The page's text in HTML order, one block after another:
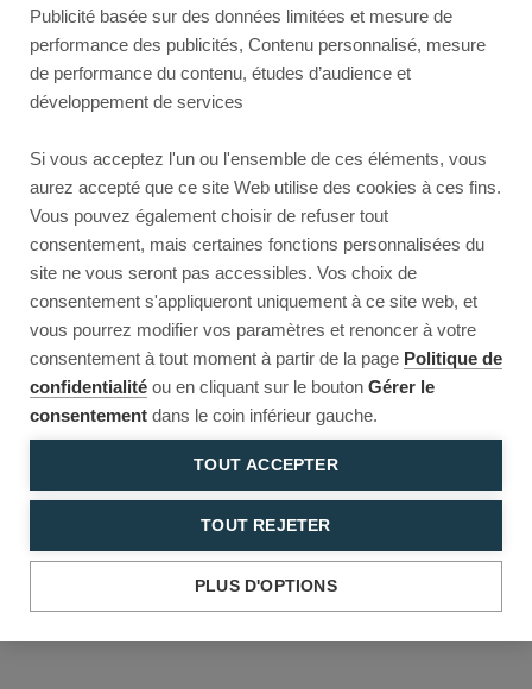
Publicité basée sur des données limitées et mesure de
performance des publicités, Contenu personnalisé, mesure
de performance du contenu, études d’audience et
développement de services
Si vous acceptez l'un ou l'ensemble de ces éléments, vous
aurez accepté que ce site Web utilise des cookies à ces fins.
Vous pouvez également choisir de refuser tout
consentement, mais certaines fonctions personnalisées du
site ne vous seront pas accessibles. Vos choix de
consentement s'appliqueront uniquement à ce site web, et
vous pourrez modifier vos paramètres et renoncer à votre
consentement à tout moment à partir de la page Politique de
confidentialité ou en cliquant sur le bouton Gérer le
consentement dans le coin inférieur gauche.
TOUT ACCEPTER
TOUT REJETER
PLUS D'OPTIONS
Reload to try again, or go back.
Reload Back